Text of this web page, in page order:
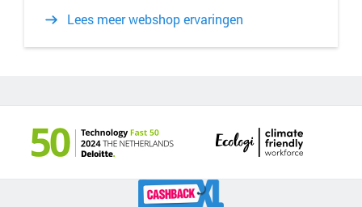
Lees meer webshop ervaringen